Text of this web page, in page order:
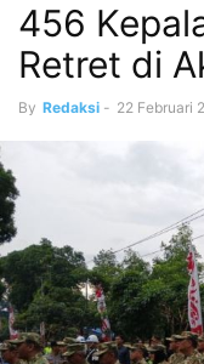
456
Retret di
By Redaksi - 22 Februari